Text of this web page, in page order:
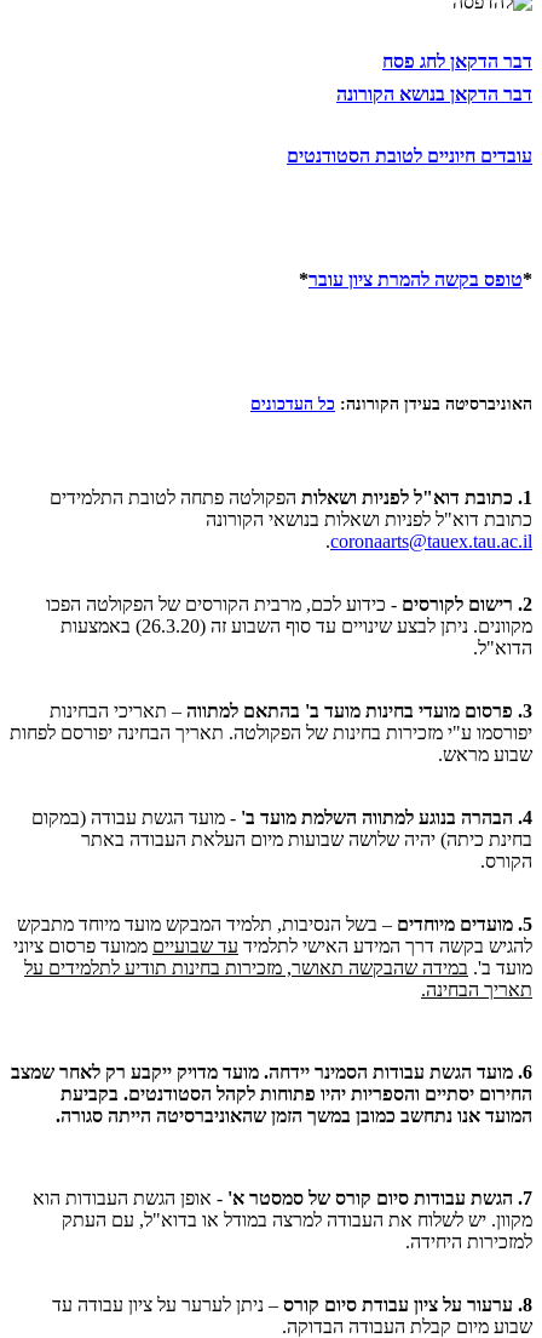
דבר הדקאן לחג פסח
דבר הדקאן בנושא הקורונה
עובדים חיוניים לטובת הסטודנטים
*טופס בקשה להמרת ציון עובר*
האוניברסיטה בעידן הקורונה: כל העדכונים
1. כתובת דוא"ל לפניות ושאלות
הפקולטה פתחה לטובת התלמידים
כתובת דוא"ל לפניות ושאלות בנושאי הקורונה
coronaarts@tauex.tau.ac.il
.
2. רישום לקורסים
- כידוע לכם, מרבית הקורסים של הפקולטה הפכו
מקוונים. ניתן לבצע שינויים עד סוף השבוע זה (26.3.20) באמצעות
הדוא"ל.
3. פרסום מועדי בחינות מועד ב' בהתאם למתווה
– תאריכי הבחינות
יפורסמו ע"י מזכירות בחינות של הפקולטה. תאריך הבחינה יפורסם לפחות
שבוע מראש.
4. הבהרה בנוגע למתווה השלמת מועד ב'
- מועד הגשת עבודה (במקום
בחינת כיתה) יהיה שלושה שבועות מיום העלאת העבודה באתר
הקורס.
5. מועדים מיוחדים
– בשל הנסיבות, תלמיד המבקש מועד מיוחד מתבקש
להגיש בקשה דרך המידע האישי לתלמיד עד שבועיים ממועד פרסום ציוני
מועד ב'. במידה שהבקשה תאושר, מזכירות בחינות תודיע לתלמידים על
תאריך הבחינה.
6. מועד הגשת עבודות הסמינר יידחה. מועד מדויק ייקבע רק לאחר שמצב
החירום יסתיים והספריות יהיו פתוחות לקהל הסטודנטים. בקביעת
המועד אנו נתחשב כמובן במשך הזמן שהאוניברסיטה הייתה סגורה.
7. הגשת עבודות סיום קורס של סמסטר א'
- אופן הגשת העבודות הוא
מקוון. יש לשלוח את העבודה למרצה במודל או בדוא"ל, עם העתק
למזכירות היחידה.
8. ערעור על ציון עבודת סיום קורס
– ניתן לערער על ציון עבודה עד
שבוע מיום קבלת העבודה הבדוקה.